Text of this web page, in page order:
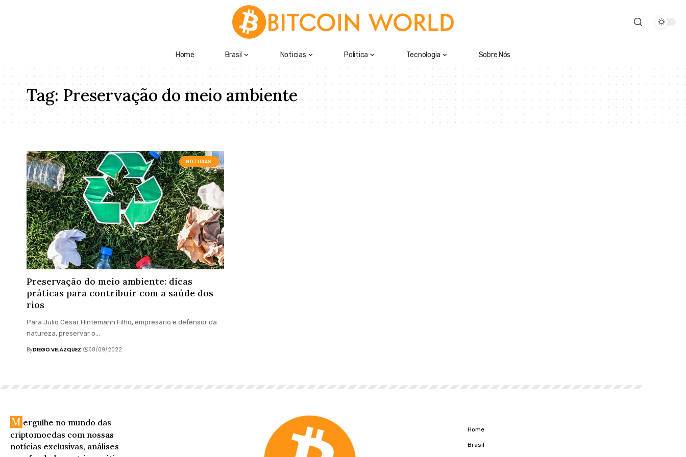
Home Brasil Noticias Politica Tecnologia Sobre Nós
Tag: Preservação do meio ambiente
NOTICIAS
Preservação do meio ambiente: dicas
práticas para contribuir com a saúde dos
rios
Para Julio Cesar Hintemann Filho, empresário e defensor da
natureza, preservar o…
ByDIEGO VELÁZQUEZ 08/09/2022
M ergulhe no mundo das
criptomoedas com nossas
notícias exclusivas, análises
Home
Brasil